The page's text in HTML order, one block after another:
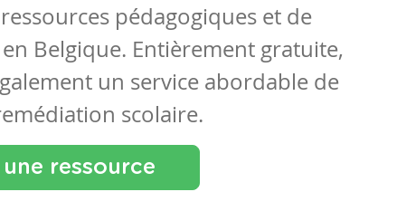
pédagogiques et de
Belgique. Entièrement gratuite,
un service abordable de
scolaire.
ressource